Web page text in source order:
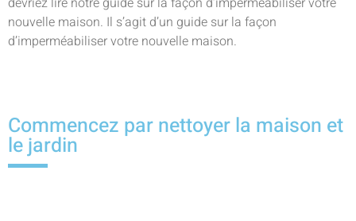
nouvelle maison. Il s’agit d’un guide sur la façon
d’imperméabiliser votre nouvelle maison.
Commencez par nettoyer la maison et
le jardin